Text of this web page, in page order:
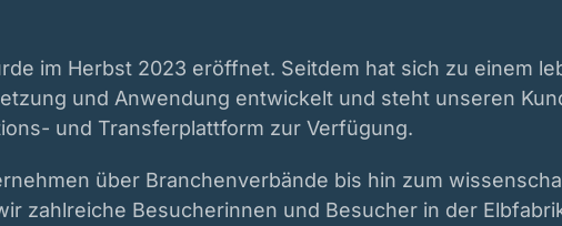
im Herbst 2023 eröffnet. Seitdem hat sich zu einem
und Anwendung entwickelt und steht unseren
und Transferplattform zur Verfügung.
über Branchenverbände bis hin zum
zahlreiche Besucherinnen und Besucher in der